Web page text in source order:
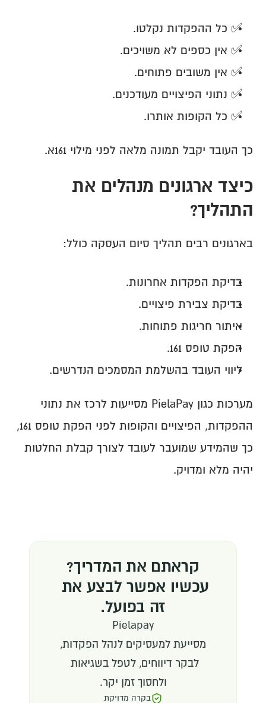
✅ כל ההפקדות נקלטו.
✅ אין כספים לא משויכים.
✅ אין משובים פתוחים.
✅ נתוני הפיצויים מעודכנים.
✅ כל הקופות אותרו.
כך העובד יקבל תמונה מלאה לפני מילוי 161א.
התהליך?
בארגונים רבים תהליך סיום העסקה כולל:
בדיקת הפקדות אחרונות.
בדיקת צבירת פיצויים.
איתור חריגות פתוחות.
הפקת טופס 161.
ליווי העובד בהשלמת המסמכים הנדרשים.
יהיה מלא ומדויק.
קראתם את המדריך?
זה בפועל.
מסייעת למעסיקים לנהל הפקדות,
Pielapay
ולחסוך זמן יקר.
בקרה מדויקת